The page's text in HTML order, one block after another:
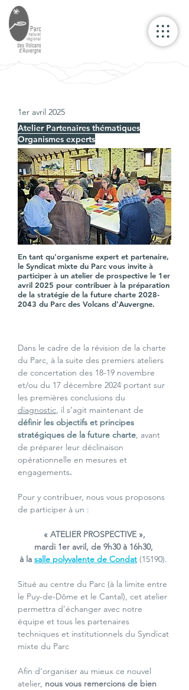
1er avril 2025
Atelier Partenaires thématiques
Organismes experts
En tant qu'organisme expert et partenaire,
le Syndicat mixte du Parc vous invite à
participer à un atelier de prospective le 1er
avril 2025 pour contribuer à la préparation
de la stratégie de la future charte 2028-
2043 du Parc des Volcans d’Auvergne.
Dans le cadre de la révision de la charte
du Parc, à la suite des premiers ateliers
de concertation des 18-19 novembre
et/ou du 17 décembre 2024 portant sur
les premières conclusions du
diagnostic, il s’agit maintenant de
définir les objectifs et principes
stratégiques de la future charte, avant
de préparer leur déclinaison
opérationnelle en mesures et
engagements.
Pour y contribuer, nous vous proposons
de participer à un :
« ATELIER PROSPECTIVE »,
mardi 1er avril, de 9h30 à 16h30,
à la salle polyvalente de Condat (15190).
Situé au centre du Parc (à la limite entre
le Puy-de-Dôme et le Cantal), cet atelier
permettra d’échanger avec notre
équipe et tous les partenaires
techniques et institutionnels du Syndicat
mixte du Parc
Afin d’organiser au mieux ce nouvel
atelier, nous vous remercions de bien